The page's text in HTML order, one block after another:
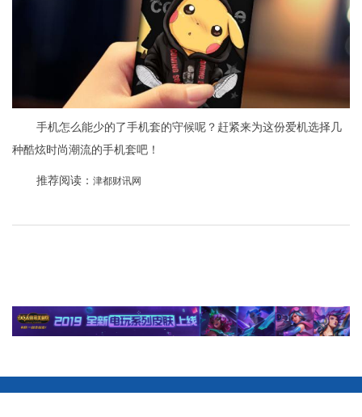
手机怎么能少的了手机套的守候呢？赶紧来为这份爱机选择几
种酷炫时尚潮流的手机套吧！
推荐阅读： 津都财讯网